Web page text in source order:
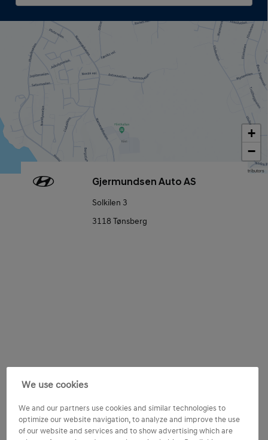
+
−
Map data © OpenStreetMap contributors
Gjermundsen Auto AS
Solkilen 3
3118 Tønsberg
Jeg ønsker å motta tilpasset innhold basert på mine
preferanser og aktiviteter samt min bruk av Hyundai-
produkter og -tjenester.
We use cookies
We and our partners use cookies and similar technologies to
optimize our website navigation, to analyze and improve the use
of our website and services and to show advertising which are